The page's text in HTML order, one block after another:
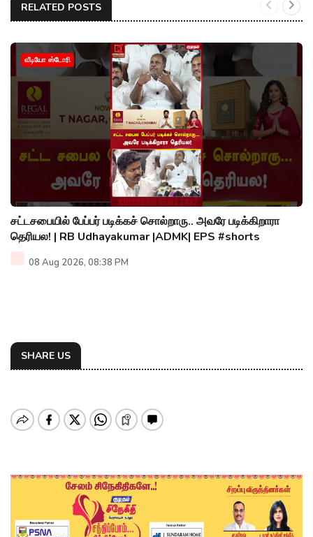
RELATED POSTS
வீடியோ ஸ்டோரி
சட்டசபையில் பேப்பர் படிக்கச் சொல்றாரு.. அவரே படிக்கிறாரா
தெரியல! | RB Udhayakumar |ADMK| EPS #shorts
08 Aug 2026, 08:38 PM
SHARE US